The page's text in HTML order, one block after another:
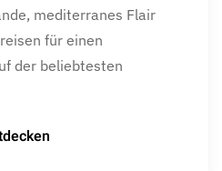
mediterranes Flair
für einen
der beliebtesten